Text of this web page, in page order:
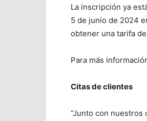
La inscripción ya
5 de junio de 2024
obtener una tarifa
Para más
Citas de clientes
“Junto con